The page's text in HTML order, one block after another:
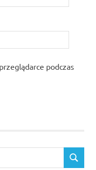
podczas
SEARCH